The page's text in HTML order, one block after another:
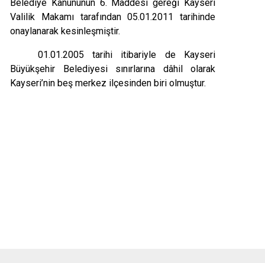
Belediye Kanununun 6. Maddesi gereği Kayseri
Valilik Makamı tarafından 05.01.2011 tarihinde
onaylanarak kesinleşmiştir.
01.01.2005 tarihi itibariyle de Kayseri
Büyükşehir Belediyesi sınırlarına dâhil olarak
Kayseri’nin beş merkez ilçesinden biri olmuştur.